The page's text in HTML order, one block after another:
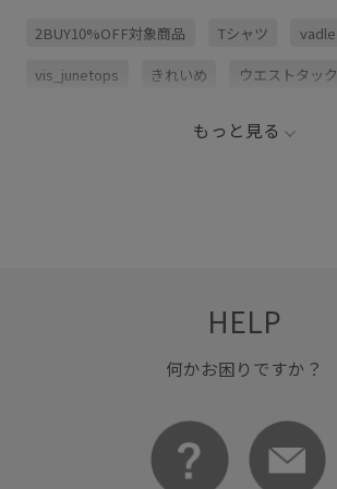
2BUY10%OFF対象商品 Tシャツ vadle
vis_junetops きれいめ ウエストタック
もっと見る
HELP
何かお困りですか？